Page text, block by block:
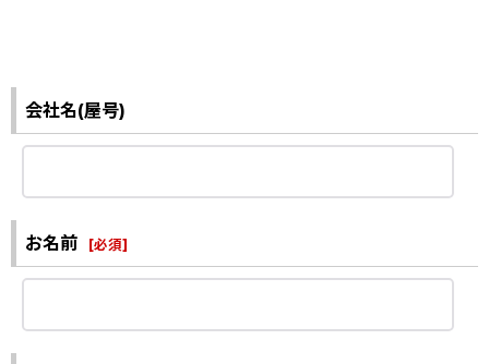
会社名(屋号)
お名前 [必須]